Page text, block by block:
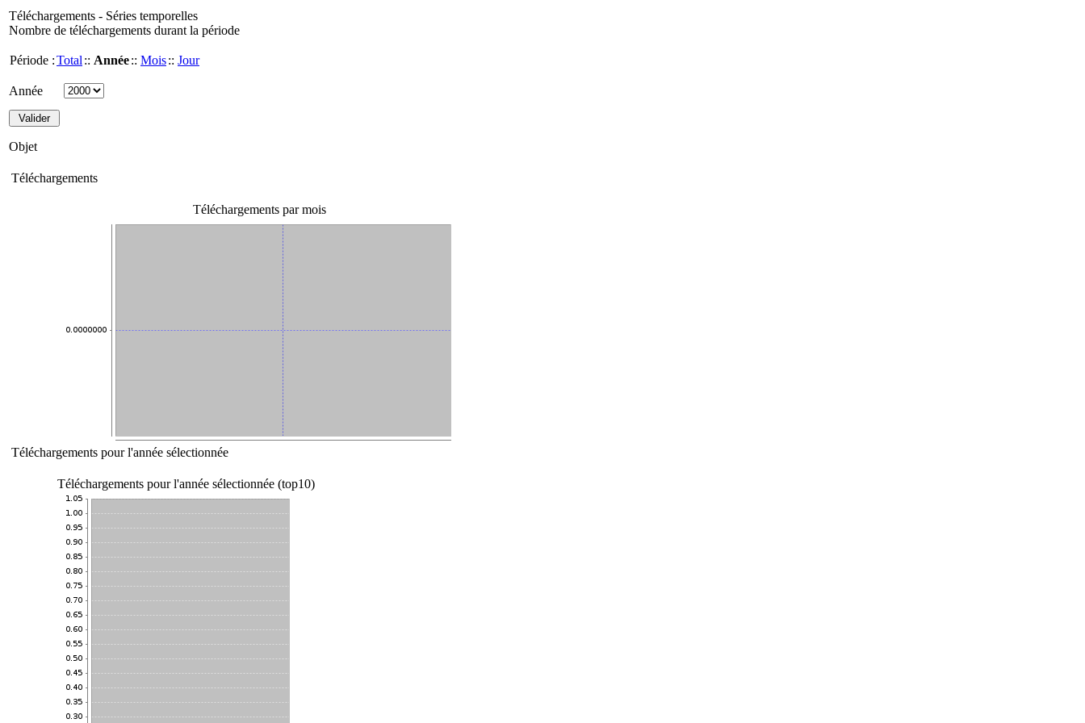
Téléchargements - Séries temporelles
Nombre de téléchargements durant la période
Période :Total :: Année:: Mois:: Jour
Année
Objet
Téléchargements
Téléchargements par mois
Téléchargements pour l'année sélectionnée
Téléchargements pour l'année sélectionnée (top10)